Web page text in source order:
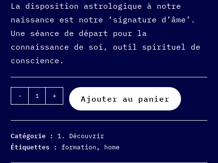
La disposition astrologique à notre
naissance est notre ‘signature d’âme’.
Une séance de départ pour la
connaissance de soi, outil spirituel de
conscience.
- + Ajouter au panier
Catégorie :1. Découvrir
Étiquettes : formation, home